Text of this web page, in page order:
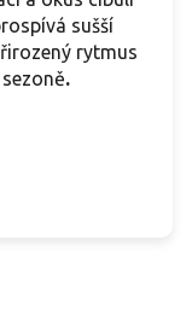
sušší
rytmus
.